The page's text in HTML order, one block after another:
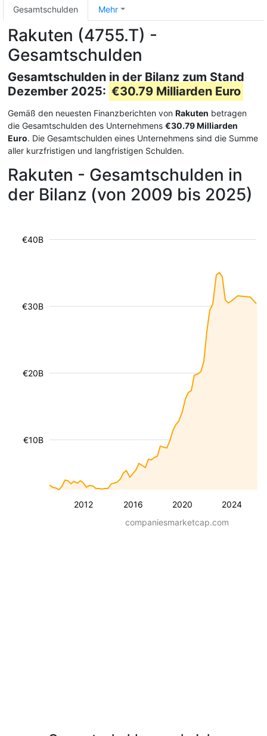
Gesamtschulden Mehr
Rakuten (4755.T) -
Gesamtschulden
Gesamtschulden in der Bilanz zum Stand
Dezember 2025: €30.79 Milliarden Euro
Gemäß den neuesten Finanzberichten von Rakuten betragen
die Gesamtschulden des Unternehmens €30.79 Milliarden
Euro. Die Gesamtschulden eines Unternehmens sind die Summe
aller kurzfristigen und langfristigen Schulden.
Rakuten - Gesamtschulden in
der Bilanz (von 2009 bis 2025)
2012 2016 2020 2024
€10B
€20B
€30B
€40B
companiesmarketcap.com